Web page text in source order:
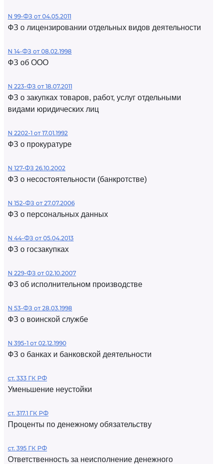
N 99-ФЗ от 04.05.2011
ФЗ о лицензировании отдельных видов деятельности
N 14-ФЗ от 08.02.1998
ФЗ об ООО
N 223-ФЗ от 18.07.2011
ФЗ о закупках товаров, работ, услуг отдельными
видами юридических лиц
N 2202-1 от 17.01.1992
ФЗ о прокуратуре
N 127-ФЗ 26.10.2002
ФЗ о несостоятельности (банкротстве)
N 152-ФЗ от 27.07.2006
ФЗ о персональных данных
N 44-ФЗ от 05.04.2013
ФЗ о госзакупках
N 229-ФЗ от 02.10.2007
ФЗ об исполнительном производстве
N 53-ФЗ от 28.03.1998
ФЗ о воинской службе
N 395-1 от 02.12.1990
ФЗ о банках и банковской деятельности
ст. 333 ГК РФ
Уменьшение неустойки
ст. 317.1 ГК РФ
Проценты по денежному обязательству
ст. 395 ГК РФ
Ответственность за неисполнение денежного